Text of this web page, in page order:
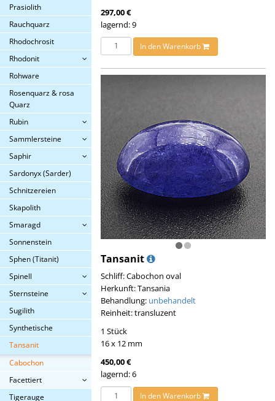
Prasiolith
Rauchquarz
Rhodochrosit
Rhodonit
Rohware
Rosenquarz & rosa
Quarz
Rubin
Sammlersteine
Saphir
Sardonyx (Sarder)
Schnitzereien
Skapolith
Smaragd
Sonnenstein
Sphen (Titanit)
Spinell
Sternsteine
Sugilith
Synthetische
Tansanit
Cabochon
Facettiert
Tigerauge
297,00 €
lagernd: 9
In den Warenkorb
Tansanit
Schliff: Cabochon oval
Herkunft: Tansania
Behandlung: unbehandelt
Reinheit: transluzent
1 Stück
16 x 12 mm
450,00 €
lagernd: 6
In den Warenkorb